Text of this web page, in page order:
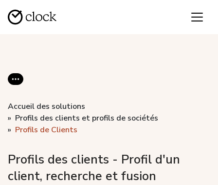
Accueil des solutions
Profils des clients et profils de sociétés
Profils de Clients
Profils des clients - Profil d'un
client, recherche et fusion